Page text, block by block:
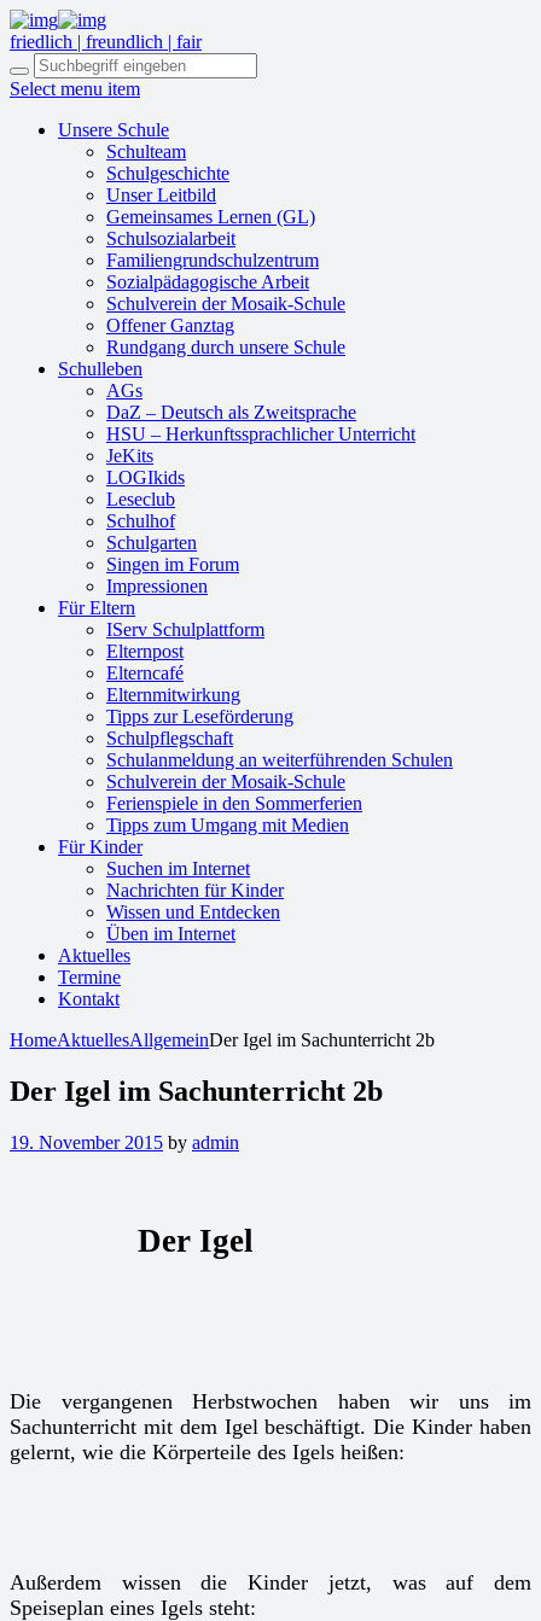
friedlich | freundlich | fair
Select menu item
Unsere Schule
Schulteam
Schulgeschichte
Unser Leitbild
Gemeinsames Lernen (GL)
Schulsozialarbeit
Familiengrundschulzentrum
Sozialpädagogische Arbeit
Schulverein der Mosaik-Schule
Offener Ganztag
Rundgang durch unsere Schule
Schulleben
AGs
DaZ – Deutsch als Zweitsprache
HSU – Herkunftssprachlicher Unterricht
JeKits
LOGIkids
Leseclub
Schulhof
Schulgarten
Singen im Forum
Impressionen
Für Eltern
IServ Schulplattform
Elternpost
Elterncafé
Elternmitwirkung
Tipps zur Leseförderung
Schulpflegschaft
Schulanmeldung an weiterführenden Schulen
Schulverein der Mosaik-Schule
Ferienspiele in den Sommerferien
Tipps zum Umgang mit Medien
Für Kinder
Suchen im Internet
Nachrichten für Kinder
Wissen und Entdecken
Üben im Internet
Aktuelles
Termine
Kontakt
HomeAktuellesAllgemeinDer Igel im Sachunterricht 2b
Der Igel im Sachunterricht 2b
19. November 2015 by admin
Der Igel
Die vergangenen Herbstwochen haben wir uns im
Sachunterricht mit dem Igel beschäftigt. Die Kinder haben
gelernt, wie die Körperteile des Igels heißen:
Außerdem wissen die Kinder jetzt, was auf dem
Speiseplan eines Igels steht: